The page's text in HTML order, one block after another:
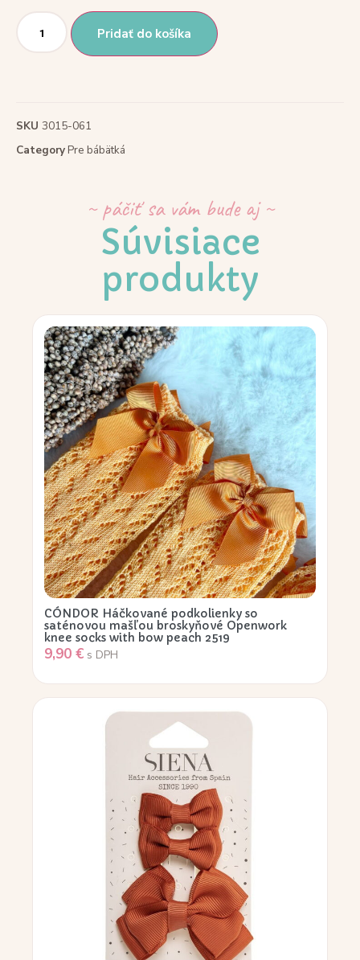
Pridať do košíka
SKU 3015-061
CategoryPre bábätká
~ páčiť sa vám bude aj ~
Súvisiace
produkty
CÓNDOR Háčkované podkolienky so
saténovou mašľou broskyňové Openwork
knee socks with bow peach 2519
9,90 € s DPH